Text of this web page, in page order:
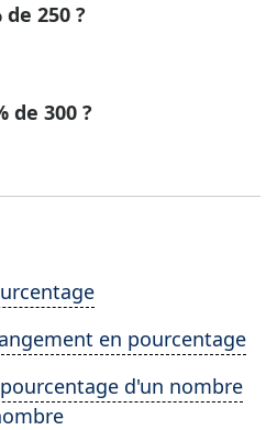
250 ?
de 300 ?
en pourcentage
d'un nombre